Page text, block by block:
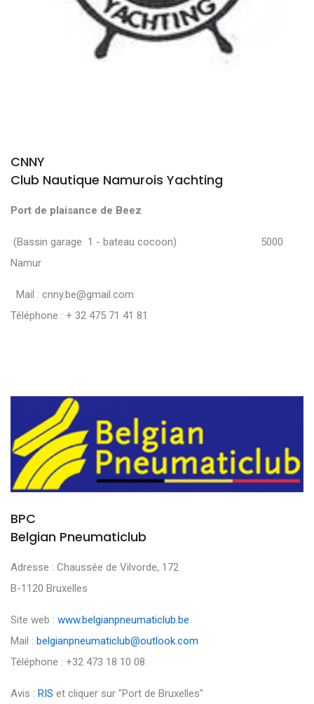
CNNY
Club Nautique Namurois Yachting
Port de plaisance de Beez
(Bassin garage 1 - bateau cocoon) 5000
Namur
Mail : cnny.be@gmail.com
Téléphone : + 32 475 71 41 81
BPC
Belgian Pneumaticlub
Adresse : Chaussée de Vilvorde, 172
B-1120 Bruxelles
Site web : www.belgianpneumaticlub.be
Mail : belgianpneumaticlub@outlook.com
Téléphone : +32 473 18 10 08
Avis : RIS et cliquer sur "Port de Bruxelles"